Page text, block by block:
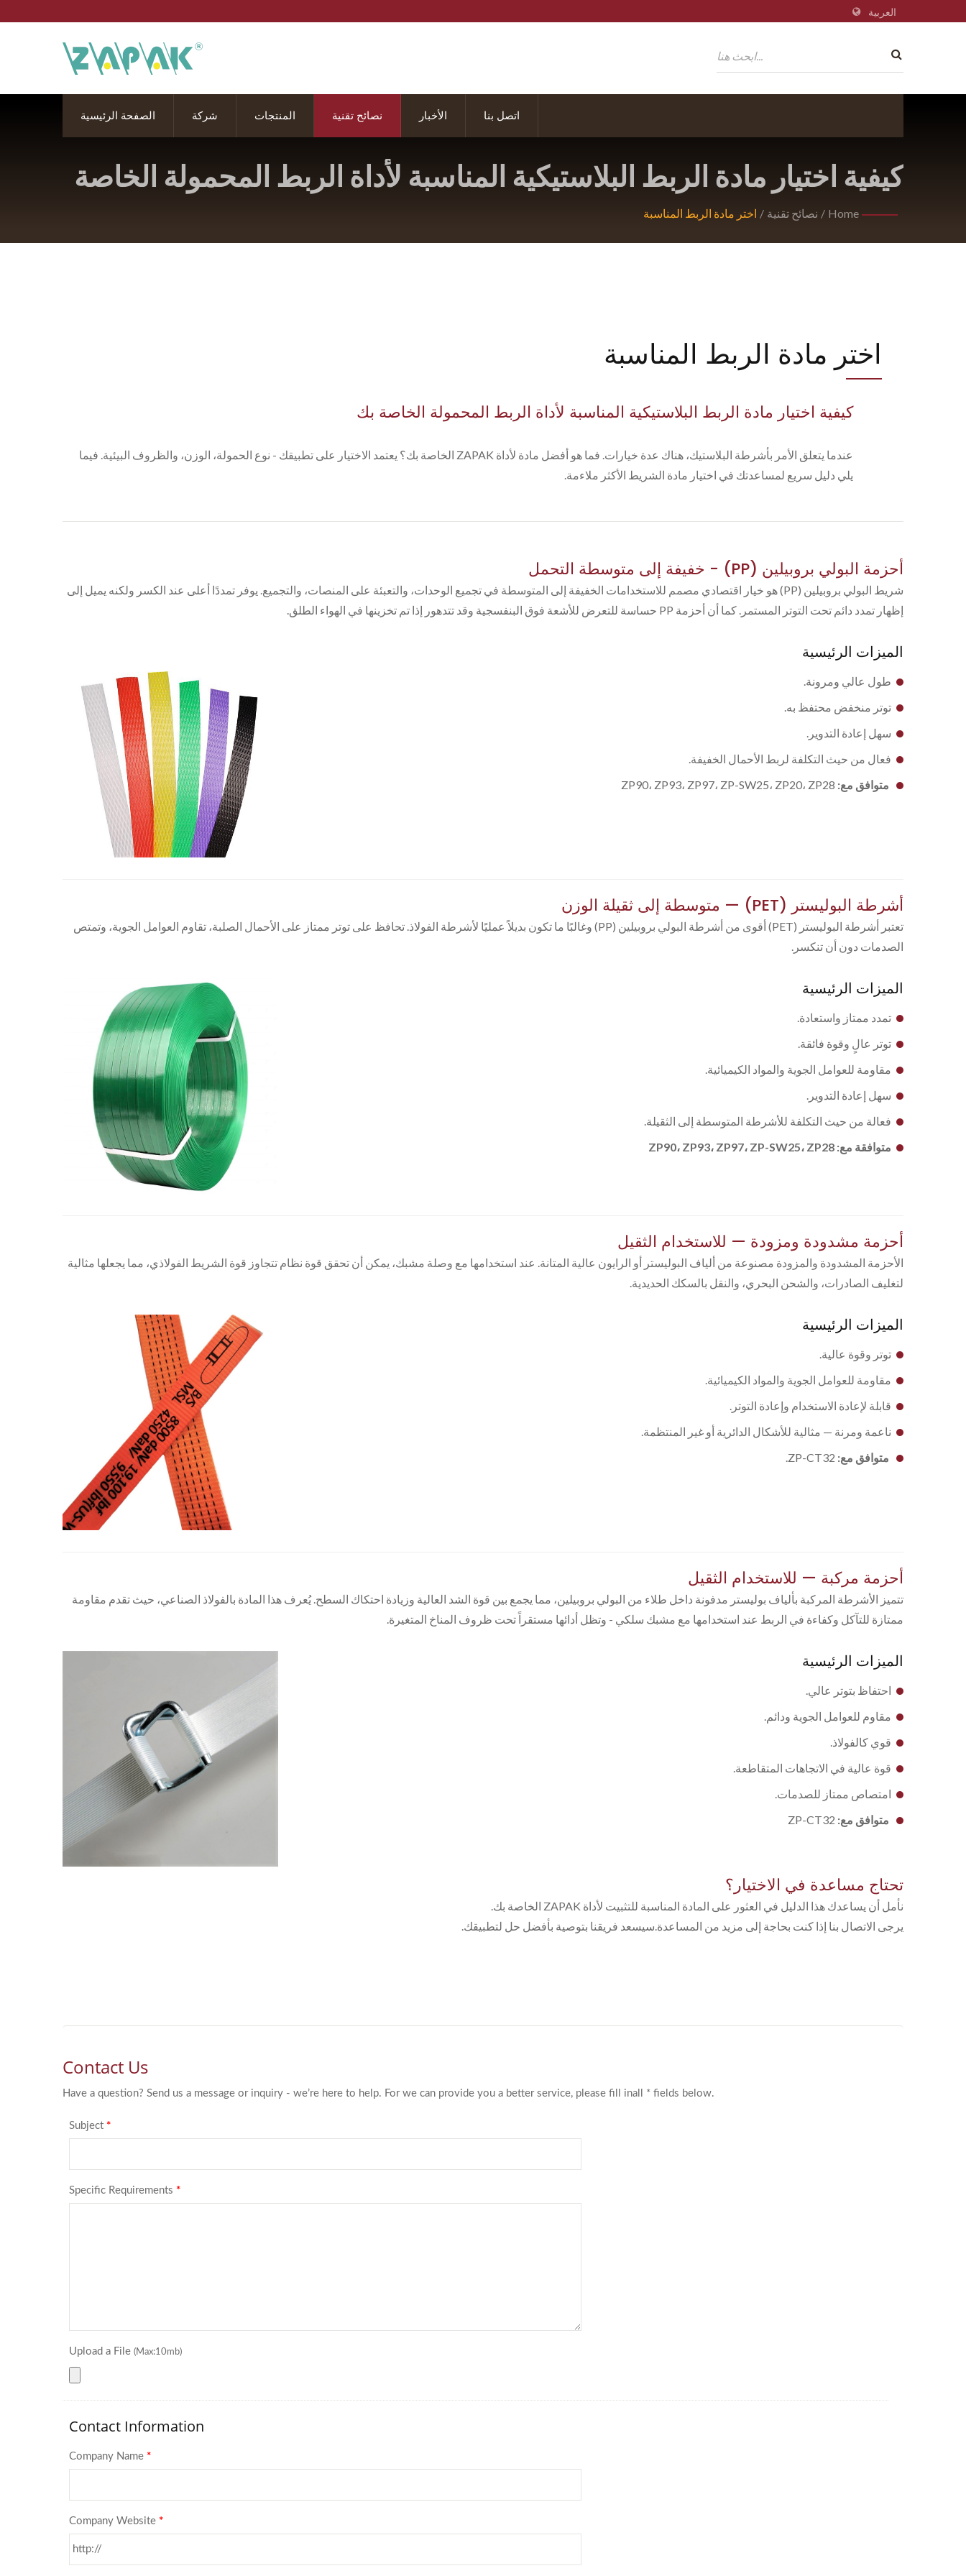
العربية
الصفحة الرئيسية شركة المنتجات نصائح تقنية الأخبار اتصل بنا
كيفية اختيار مادة الربط البلاستيكية المناسبة لأداة الربط المحمولة الخاصة
بك
Home
/ نصائح تقنية / اختر مادة الربط المناسبة
اختر مادة الربط المناسبة
كيفية اختيار مادة الربط البلاستيكية المناسبة لأداة الربط المحمولة الخاصة بك
عندما يتعلق الأمر بأشرطة البلاستيك، هناك عدة خيارات. فما هو أفضل مادة لأداة ZAPAK الخاصة بك؟ يعتمد الاختيار على تطبيقك - نوع الحمولة، الوزن، والظروف البيئية. فيما
يلي دليل سريع لمساعدتك في اختيار مادة الشريط الأكثر ملاءمة.
أحزمة البولي بروبيلين (PP) - خفيفة إلى متوسطة التحمل
شريط البولي بروبيلين (PP) هو خيار اقتصادي مصمم للاستخدامات الخفيفة إلى المتوسطة في تجميع الوحدات، والتعبئة على المنصات، والتجميع. يوفر تمددًا أعلى عند الكسر ولكنه يميل إلى
إظهار تمدد دائم تحت التوتر المستمر. كما أن أحزمة PP حساسة للتعرض للأشعة فوق البنفسجية وقد تتدهور إذا تم تخزينها في الهواء الطلق.
الميزات الرئيسية
طول عالي ومرونة.
توتر منخفض محتفظ به.
سهل إعادة التدوير.
فعال من حيث التكلفة لربط الأحمال الخفيفة.
متوافق مع: ZP90، ZP93، ZP97، ZP-SW25، ZP20، ZP28
أشرطة البوليستر (PET) — متوسطة إلى ثقيلة الوزن
تعتبر أشرطة البوليستر (PET) أقوى من أشرطة البولي بروبيلين (PP) وغالبًا ما تكون بديلاً عمليًا لأشرطة الفولاذ. تحافظ على توتر ممتاز على الأحمال الصلبة، تقاوم العوامل الجوية، وتمتص
الصدمات دون أن تنكسر.
الميزات الرئيسية
تمدد ممتاز واستعادة.
توتر عالٍ وقوة فائقة.
مقاومة للعوامل الجوية والمواد الكيميائية.
سهل إعادة التدوير.
فعالة من حيث التكلفة للأشرطة المتوسطة إلى الثقيلة.
متوافقة مع: ZP90، ZP93، ZP97، ZP-SW25، ZP28
أحزمة مشدودة ومزودة — للاستخدام الثقيل
الأحزمة المشدودة والمزودة مصنوعة من ألياف البوليستر أو الرايون عالية المتانة. عند استخدامها مع وصلة مشبك، يمكن أن تحقق قوة نظام تتجاوز قوة الشريط الفولاذي، مما يجعلها مثالية
لتغليف الصادرات، والشحن البحري، والنقل بالسكك الحديدية.
الميزات الرئيسية
توتر وقوة عالية.
مقاومة للعوامل الجوية والمواد الكيميائية.
قابلة لإعادة الاستخدام وإعادة التوتر.
ناعمة ومرنة — مثالية للأشكال الدائرية أو غير المنتظمة.
متوافق مع: ZP-CT32.
أحزمة مركبة — للاستخدام الثقيل
تتميز الأشرطة المركبة بألياف بوليستر مدفونة داخل طلاء من البولي بروبيلين، مما يجمع بين قوة الشد العالية وزيادة احتكاك السطح. يُعرف هذا المادة بالفولاذ الصناعي، حيث تقدم مقاومة
ممتازة للتآكل وكفاءة في الربط عند استخدامها مع مشبك سلكي - وتظل أدائها مستقراً تحت ظروف المناخ المتغيرة.
الميزات الرئيسية
احتفاظ بتوتر عالي.
مقاوم للعوامل الجوية ودائم.
قوي كالفولاذ.
قوة عالية في الاتجاهات المتقاطعة.
امتصاص ممتاز للصدمات.
متوافق مع: ZP-CT32
تحتاج مساعدة في الاختيار؟
نأمل أن يساعدك هذا الدليل في العثور على المادة المناسبة للتثبيت لأداة ZAPAK الخاصة بك.
يرجى الاتصال بنا إذا كنت بحاجة إلى مزيد من المساعدة.سيسعد فريقنا بتوصية بأفضل حل لتطبيقك.